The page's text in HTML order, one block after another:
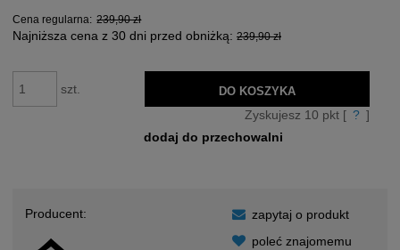
Cena regularna: 239,90 zł
Najniższa cena z 30 dni przed obniżką: 239,90 zł
szt. DO KOSZYKA
Zyskujesz 10 pkt [ ? ]
dodaj do przechowalni
Producent:
zapytaj o produkt
poleć znajomemu